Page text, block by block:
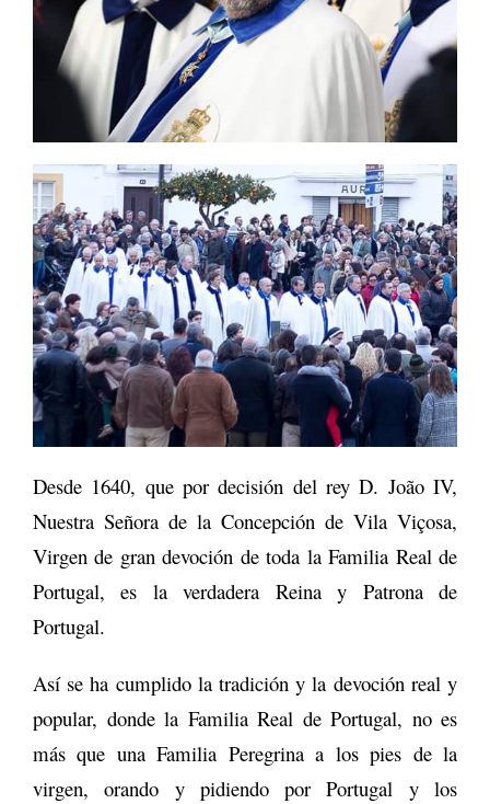
Desde 1640, que por decisión del rey D. João IV,
Nuestra Señora de la Concepción de Vila Viçosa,
Virgen de gran devoción de toda la Familia Real de
Portugal, es la verdadera Reina y Patrona de
Portugal.
Así se ha cumplido la tradición y la devoción real y
popular, donde la Familia Real de Portugal, no es
más que una Familia Peregrina a los pies de la
virgen, orando y pidiendo por Portugal y los